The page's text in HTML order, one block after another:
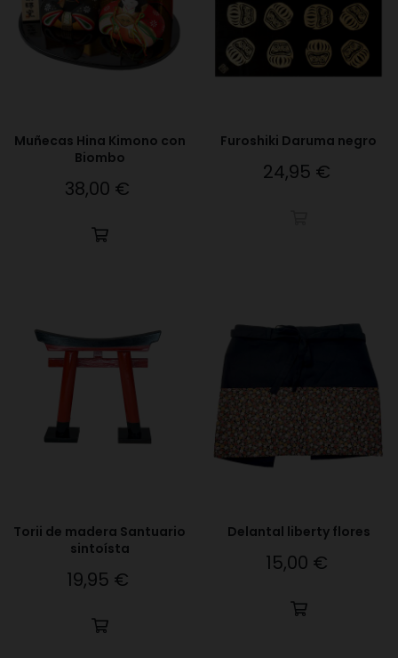
Muñecas Hina Kimono con
Biombo
Precio
38,00 €
Furoshiki Daruma negro
Precio
24,95 €
Torii de madera Santuario
sintoísta
Precio
19,95 €
Delantal liberty flores
Precio
15,00 €